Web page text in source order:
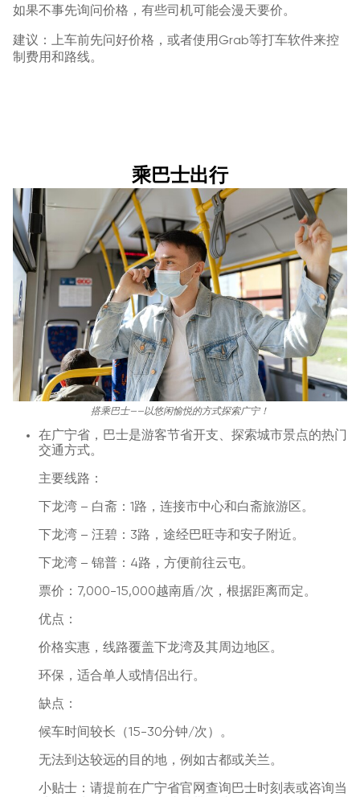
如果不事先询问价格，有些司机可能会漫天要价。
建议：上车前先问好价格，或者使用Grab等打车软件来控
制费用和路线。
乘巴士出行
搭乘巴士——以悠闲愉悦的方式探索广宁！
在广宁省，巴士是游客节省开支、探索城市景点的热门
交通方式。
主要线路：
下龙湾 – 白斋：1路，连接市中心和白斋旅游区。
下龙湾 – 汪碧：3路，途经巴旺寺和安子附近。
下龙湾 – 锦普：4路，方便前往云屯。
票价：7,000-15,000越南盾/次，根据距离而定。
优点：
价格实惠，线路覆盖下龙湾及其周边地区。
环保，适合单人或情侣出行。
缺点：
候车时间较长（15-30分钟/次）。
无法到达较远的目的地，例如古都或关兰。
小贴士：请提前在广宁省官网查询巴士时刻表或咨询当